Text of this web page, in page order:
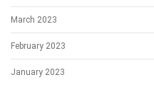
March 2023
February 2023
January 2023